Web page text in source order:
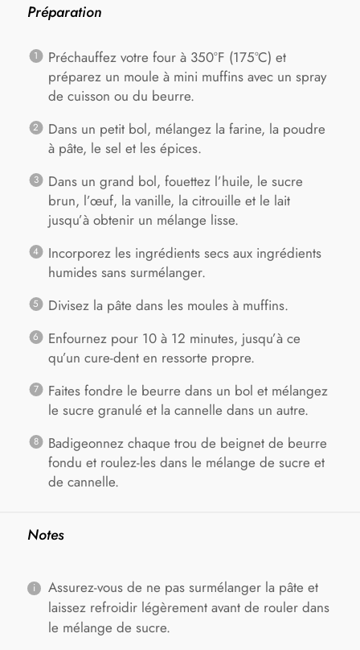
Préparation
Préchauffez votre four à 350°F (175°C) et
préparez un moule à mini muffins avec un spray
de cuisson ou du beurre.
Dans un petit bol, mélangez la farine, la poudre
à pâte, le sel et les épices.
Dans un grand bol, fouettez l’huile, le sucre
brun, l’œuf, la vanille, la citrouille et le lait
jusqu’à obtenir un mélange lisse.
Incorporez les ingrédients secs aux ingrédients
humides sans surmélanger.
Divisez la pâte dans les moules à muffins.
Enfournez pour 10 à 12 minutes, jusqu’à ce
qu’un cure-dent en ressorte propre.
Faites fondre le beurre dans un bol et mélangez
le sucre granulé et la cannelle dans un autre.
Badigeonnez chaque trou de beignet de beurre
fondu et roulez-les dans le mélange de sucre et
de cannelle.
Notes
Assurez-vous de ne pas surmélanger la pâte et
laissez refroidir légèrement avant de rouler dans
le mélange de sucre.